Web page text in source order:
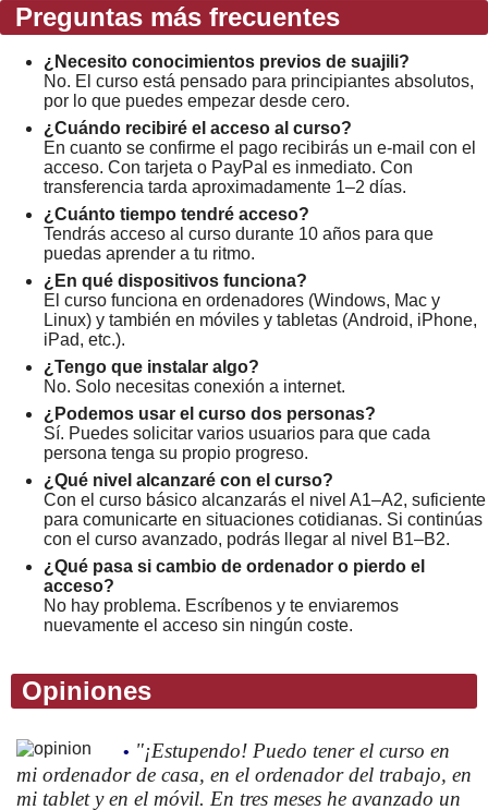
Preguntas más frecuentes
¿Necesito conocimientos previos de suajili?
No. El curso está pensado para principiantes absolutos,
por lo que puedes empezar desde cero.
¿Cuándo recibiré el acceso al curso?
En cuanto se confirme el pago recibirás un e-mail con el
acceso. Con tarjeta o PayPal es inmediato. Con
transferencia tarda aproximadamente 1–2 días.
¿Cuánto tiempo tendré acceso?
Tendrás acceso al curso durante 10 años para que
puedas aprender a tu ritmo.
¿En qué dispositivos funciona?
El curso funciona en ordenadores (Windows, Mac y
Linux) y también en móviles y tabletas (Android, iPhone,
iPad, etc.).
¿Tengo que instalar algo?
No. Solo necesitas conexión a internet.
¿Podemos usar el curso dos personas?
Sí. Puedes solicitar varios usuarios para que cada
persona tenga su propio progreso.
¿Qué nivel alcanzaré con el curso?
Con el curso básico alcanzarás el nivel A1–A2, suficiente
para comunicarte en situaciones cotidianas. Si continúas
con el curso avanzado, podrás llegar al nivel B1–B2.
¿Qué pasa si cambio de ordenador o pierdo el
acceso?
No hay problema. Escríbenos y te enviaremos
nuevamente el acceso sin ningún coste.
Opiniones
• "¡Estupendo! Puedo tener el curso en
mi ordenador de casa, en el ordenador del trabajo, en
mi tablet y en el móvil. En tres meses he avanzado un